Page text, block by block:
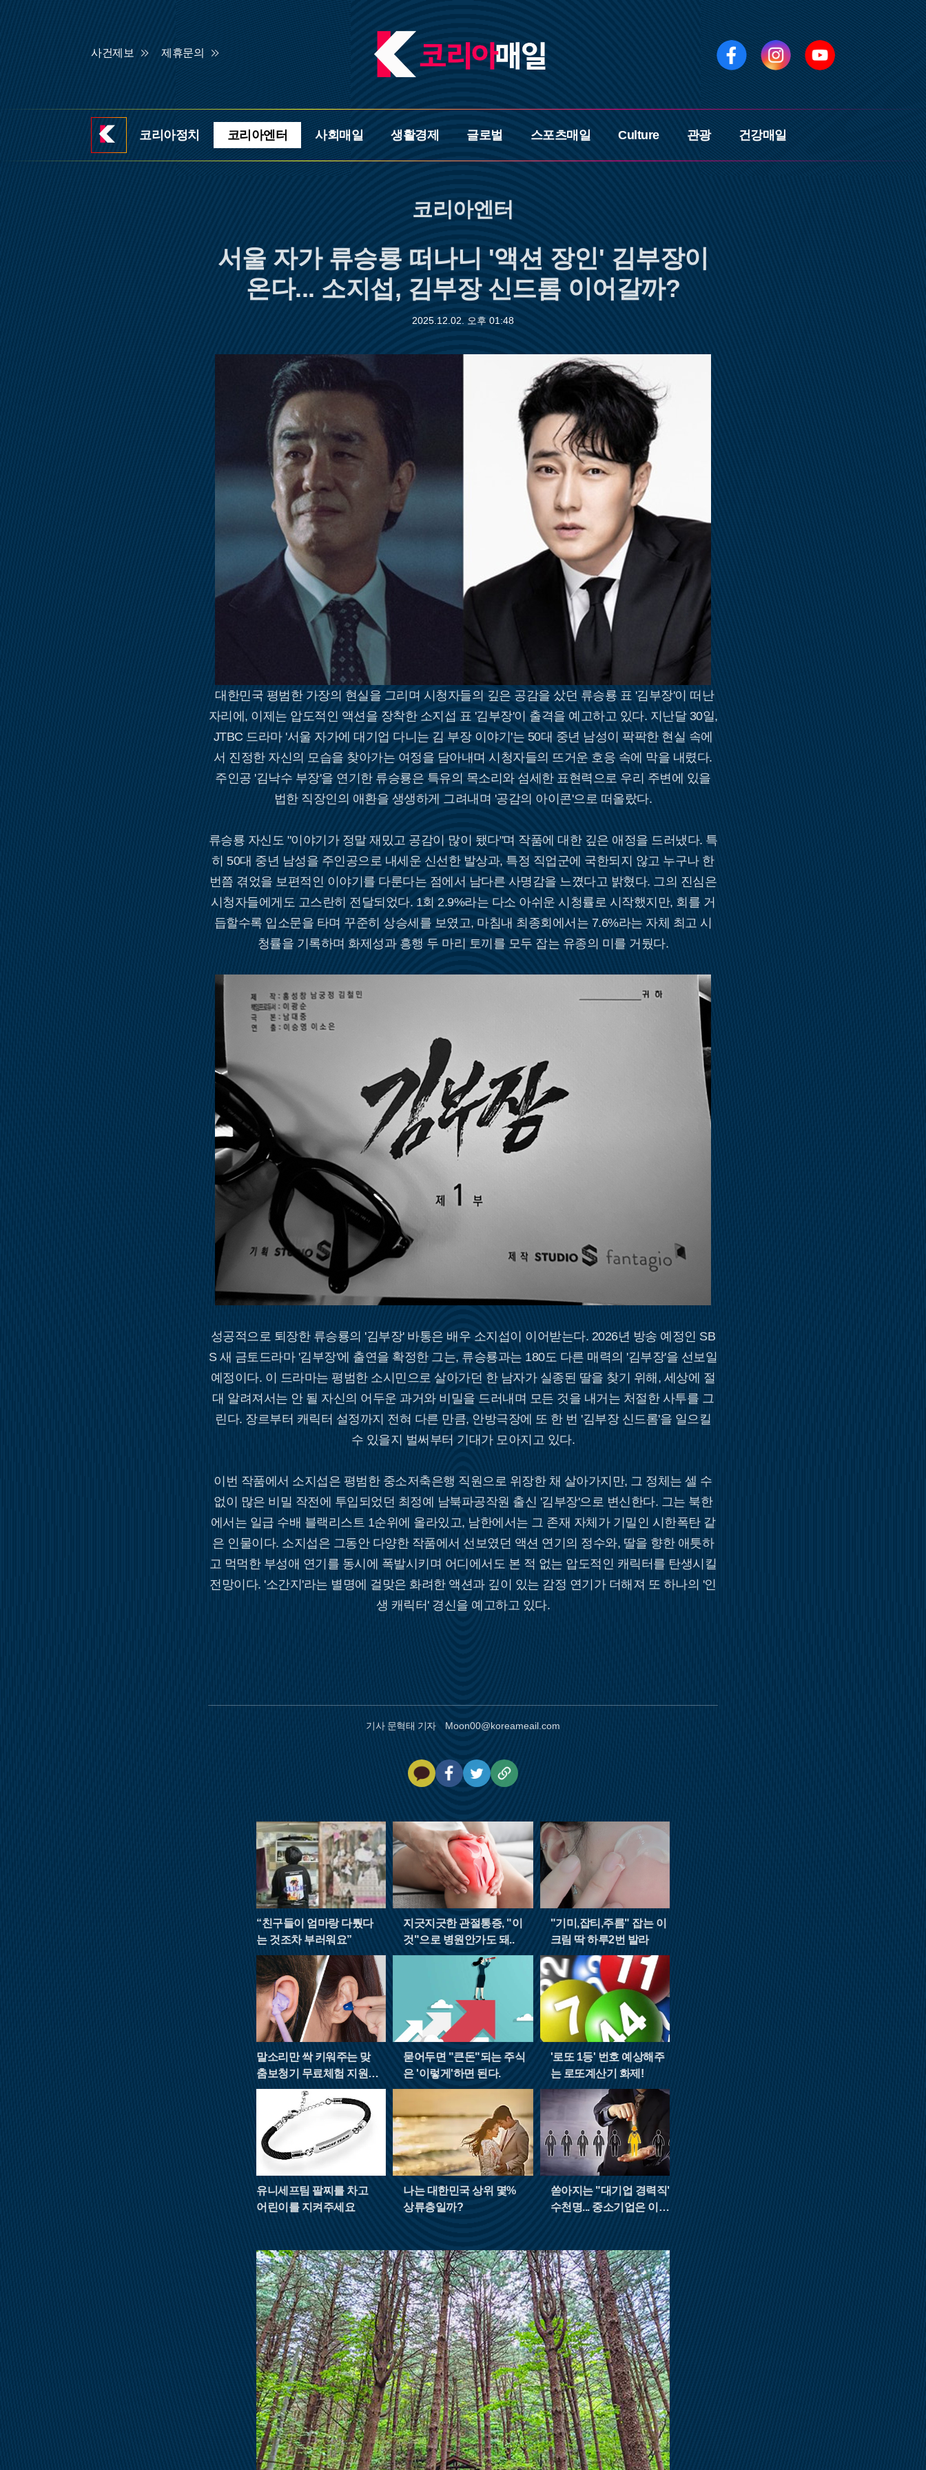
사건제보 제휴문의
페
이
스
인
스
타
유
튜
브
기
사
홈
코리아정치 코리아엔터 사회매일 생활경제 글로벌 스포츠매일 Culture 관광 건강매일
코리아엔터
서울 자가 류승룡 떠나니 '액션 장인' 김부장이
온다... 소지섭, 김부장 신드롬 이어갈까?
2025.12.02. 오후 01:48
대한민국 평범한 가장의 현실을 그리며 시청자들의 깊은 공감을 샀던 류승룡 표 '김부장'이 떠난
자리에, 이제는 압도적인 액션을 장착한 소지섭 표 '김부장'이 출격을 예고하고 있다. 지난달 30일,
JTBC 드라마 '서울 자가에 대기업 다니는 김 부장 이야기'는 50대 중년 남성이 팍팍한 현실 속에
서 진정한 자신의 모습을 찾아가는 여정을 담아내며 시청자들의 뜨거운 호응 속에 막을 내렸다.
주인공 '김낙수 부장'을 연기한 류승룡은 특유의 목소리와 섬세한 표현력으로 우리 주변에 있을
법한 직장인의 애환을 생생하게 그려내며 '공감의 아이콘'으로 떠올랐다.
류승룡 자신도 "이야기가 정말 재밌고 공감이 많이 됐다"며 작품에 대한 깊은 애정을 드러냈다. 특
히 50대 중년 남성을 주인공으로 내세운 신선한 발상과, 특정 직업군에 국한되지 않고 누구나 한
번쯤 겪었을 보편적인 이야기를 다룬다는 점에서 남다른 사명감을 느꼈다고 밝혔다. 그의 진심은
시청자들에게도 고스란히 전달되었다. 1회 2.9%라는 다소 아쉬운 시청률로 시작했지만, 회를 거
듭할수록 입소문을 타며 꾸준히 상승세를 보였고, 마침내 최종회에서는 7.6%라는 자체 최고 시
청률을 기록하며 화제성과 흥행 두 마리 토끼를 모두 잡는 유종의 미를 거뒀다.
성공적으로 퇴장한 류승룡의 '김부장' 바통은 배우 소지섭이 이어받는다. 2026년 방송 예정인 SB
S 새 금토드라마 '김부장'에 출연을 확정한 그는, 류승룡과는 180도 다른 매력의 '김부장'을 선보일
예정이다. 이 드라마는 평범한 소시민으로 살아가던 한 남자가 실종된 딸을 찾기 위해, 세상에 절
대 알려져서는 안 될 자신의 어두운 과거와 비밀을 드러내며 모든 것을 내거는 처절한 사투를 그
린다. 장르부터 캐릭터 설정까지 전혀 다른 만큼, 안방극장에 또 한 번 '김부장 신드롬'을 일으킬
수 있을지 벌써부터 기대가 모아지고 있다.
이번 작품에서 소지섭은 평범한 중소저축은행 직원으로 위장한 채 살아가지만, 그 정체는 셀 수
없이 많은 비밀 작전에 투입되었던 최정예 남북파공작원 출신 '김부장'으로 변신한다. 그는 북한
에서는 일급 수배 블랙리스트 1순위에 올라있고, 남한에서는 그 존재 자체가 기밀인 시한폭탄 같
은 인물이다. 소지섭은 그동안 다양한 작품에서 선보였던 액션 연기의 정수와, 딸을 향한 애틋하
고 먹먹한 부성애 연기를 동시에 폭발시키며 어디에서도 본 적 없는 압도적인 캐릭터를 탄생시킬
전망이다. '소간지'라는 별명에 걸맞은 화려한 액션과 깊이 있는 감정 연기가 더해져 또 하나의 '인
생 캐릭터' 경신을 예고하고 있다.
기사 문혁태 기자 Moon00@koreameail.com
톡
북
복
사
“친구들이 엄마랑 다퉜다
는 것조차 부러워요”
지긋지긋한 관절통증, "이
것"으로 병원안가도 돼..
"기미,잡티,주름" 잡는 이
크림 딱 하루2번 발라
말소리만 싹 키워주는 맞
춤보청기 무료체험 지원자
모집
묻어두면 "큰돈"되는 주식
은 '이렇게'하면 된다.
'로또 1등' 번호 예상해주
는 로또계산기 화제!
유니세프팀 팔찌를 차고
어린이를 지켜주세요
나는 대한민국 상위 몇%
상류층일까?
쏟아지는 "대기업 경력직"
수천명... 중소기업은 이들